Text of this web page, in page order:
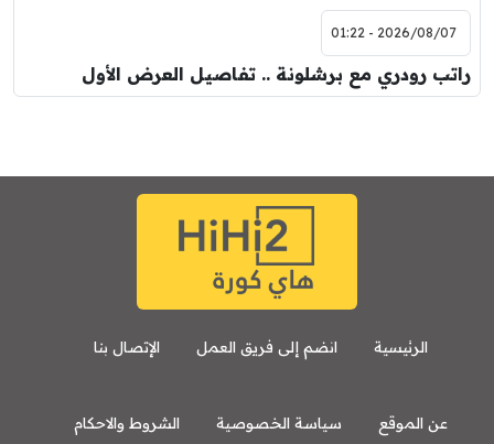
2026/08/07 - 01:22
راتب رودري مع برشلونة .. تفاصيل العرض الأول
الرئيسية انضم إلى فريق العمل الإتصال بنا
عن الموقع سياسة الخصوصية الشروط والاحكام